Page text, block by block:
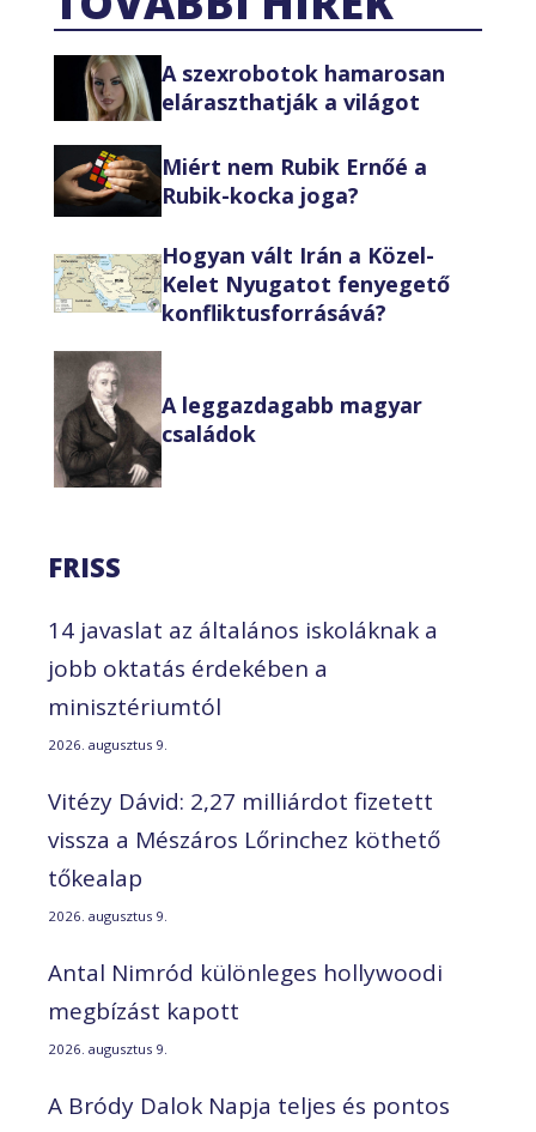
A szexrobotok hamarosan
eláraszthatják a világot
Miért nem Rubik Ernőé a
Rubik-kocka joga?
Hogyan vált Irán a Közel-
Kelet Nyugatot fenyegető
konfliktusforrásává?
A leggazdagabb magyar
családok
FRISS
14 javaslat az általános iskoláknak a
jobb oktatás érdekében a
minisztériumtól
2026. augusztus 9.
Vitézy Dávid: 2,27 milliárdot fizetett
vissza a Mészáros Lőrinchez köthető
tőkealap
2026. augusztus 9.
Antal Nimród különleges hollywoodi
megbízást kapott
2026. augusztus 9.
A Bródy Dalok Napja teljes és pontos